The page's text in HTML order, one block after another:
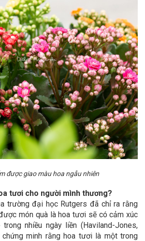
được giao màu hoa ngẫu nhiên
tươi cho người mình thương?
trường đại học Rutgers đã chỉ ra rằng
món quà là hoa tươi sẽ có cảm xúc
nhiều ngày liền (Haviland-Jones,
minh rằng hoa tươi là một trong